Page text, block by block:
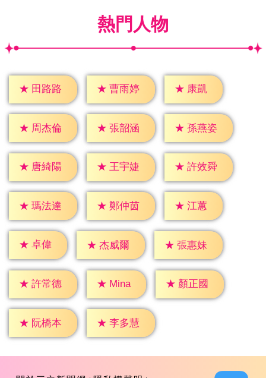
熱門人物
★ 田路路 ★ 曹雨婷 ★ 康凱
★ 周杰倫 ★ 張韶涵 ★ 孫燕姿
★ 唐綺陽 ★ 王宇婕 ★ 許效舜
★ 瑪法達 ★ 鄭仲茵 ★ 江蕙
★ 卓偉 ★ 杰威爾 ★ 張惠妹
★ 許常德 ★ Mina ★ 顏正國
★ 阮橋本 ★ 李多慧